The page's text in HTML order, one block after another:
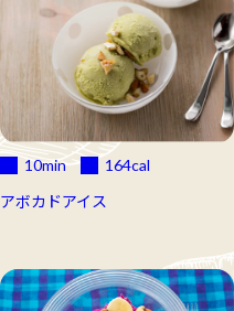
10min 164cal
アボカドアイス